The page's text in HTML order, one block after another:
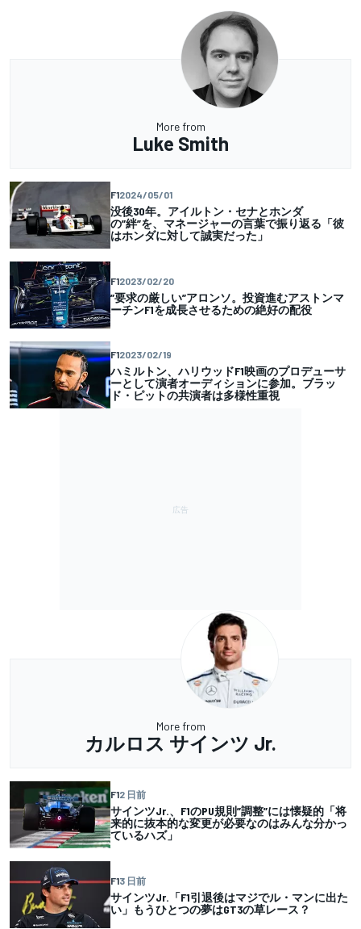
More from
Luke Smith
F12024/05/01
没後30年。アイルトン・セナとホンダ
の”絆”を、マネージャーの言葉で振り返る「彼
はホンダに対して誠実だった」
F12023/02/20
”要求の厳しい”アロンソ。投資進むアストンマ
ーチンF1を成長させるための絶好の配役
F12023/02/19
ハミルトン、ハリウッドF1映画のプロデューサ
ーとして演者オーディションに参加。ブラッ
ド・ピットの共演者は多様性重視
More from
カルロス サインツ Jr.
F12 日前
サインツJr.、F1のPU規則”調整”には懐疑的「将
来的に抜本的な変更が必要なのはみんな分かっ
ているハズ」
F13 日前
サインツJr.「F1引退後はマジでル・マンに出た
い」もうひとつの夢はGT3の草レース？